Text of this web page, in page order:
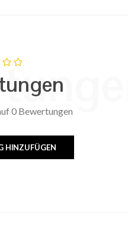
0 Bewertungen
HINZUFÜGEN